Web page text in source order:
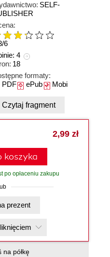
SELF-
/6
4
18
formaty:
ePubMobi
Czytaj fragment
2,99 zł
koszyka
po opłaceniu zakupu
lub
Kup na prezent
na półkę